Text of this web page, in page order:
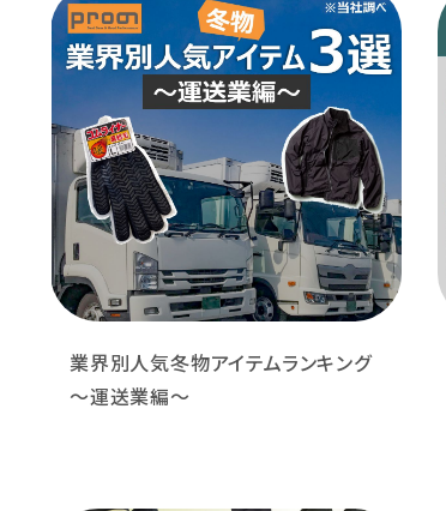
業界別人気冬物アイテムランキング
～運送業編～